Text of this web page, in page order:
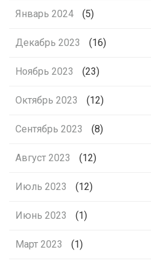
Январь 2024 (5)
Декабрь 2023 (16)
Ноябрь 2023 (23)
Октябрь 2023 (12)
Сентябрь 2023 (8)
Август 2023 (12)
Июль 2023 (12)
Июнь 2023 (1)
Март 2023 (1)